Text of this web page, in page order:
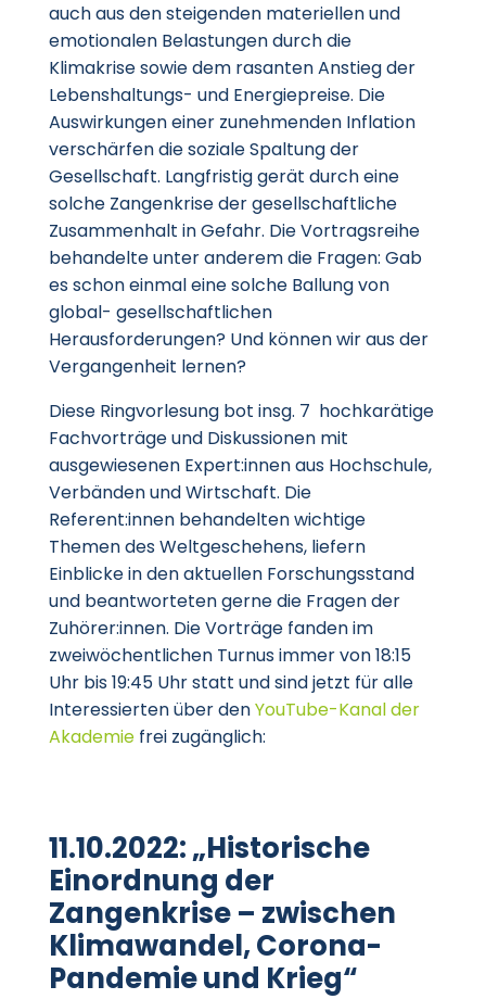
auch aus den steigenden materiellen und
emotionalen Belastungen durch die
Klimakrise sowie dem rasanten Anstieg der
Lebenshaltungs- und Energiepreise. Die
Auswirkungen einer zunehmenden Inflation
verschärfen die soziale Spaltung der
Gesellschaft. Langfristig gerät durch eine
solche Zangenkrise der gesellschaftliche
Zusammenhalt in Gefahr. Die Vortragsreihe
behandelte unter anderem die Fragen: Gab
es schon einmal eine solche Ballung von
global- gesellschaftlichen
Herausforderungen? Und können wir aus der
Vergangenheit lernen?
Diese Ringvorlesung bot insg. 7 hochkarätige
Fachvorträge und Diskussionen mit
ausgewiesenen Expert:innen aus Hochschule,
Verbänden und Wirtschaft. Die
Referent:innen behandelten wichtige
Themen des Weltgeschehens, liefern
Einblicke in den aktuellen Forschungsstand
und beantworteten gerne die Fragen der
Zuhörer:innen. Die Vorträge fanden im
zweiwöchentlichen Turnus immer von 18:15
Uhr bis 19:45 Uhr statt und sind jetzt für alle
Interessierten über denYouTube-Kanal der
Akademiefrei zugänglich:
11.10.2022: „Historische
Einordnung der
Zangenkrise – zwischen
Klimawandel, Corona-
Pandemie und Krieg“